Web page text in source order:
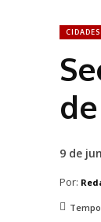
CIDADES
9 de
Por: